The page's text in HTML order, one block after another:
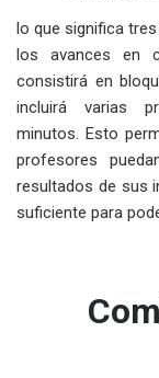
lo que significa
los avances en
consistirá en
incluirá varias
minutos. Esto
profesores
resultados de sus
suficiente para